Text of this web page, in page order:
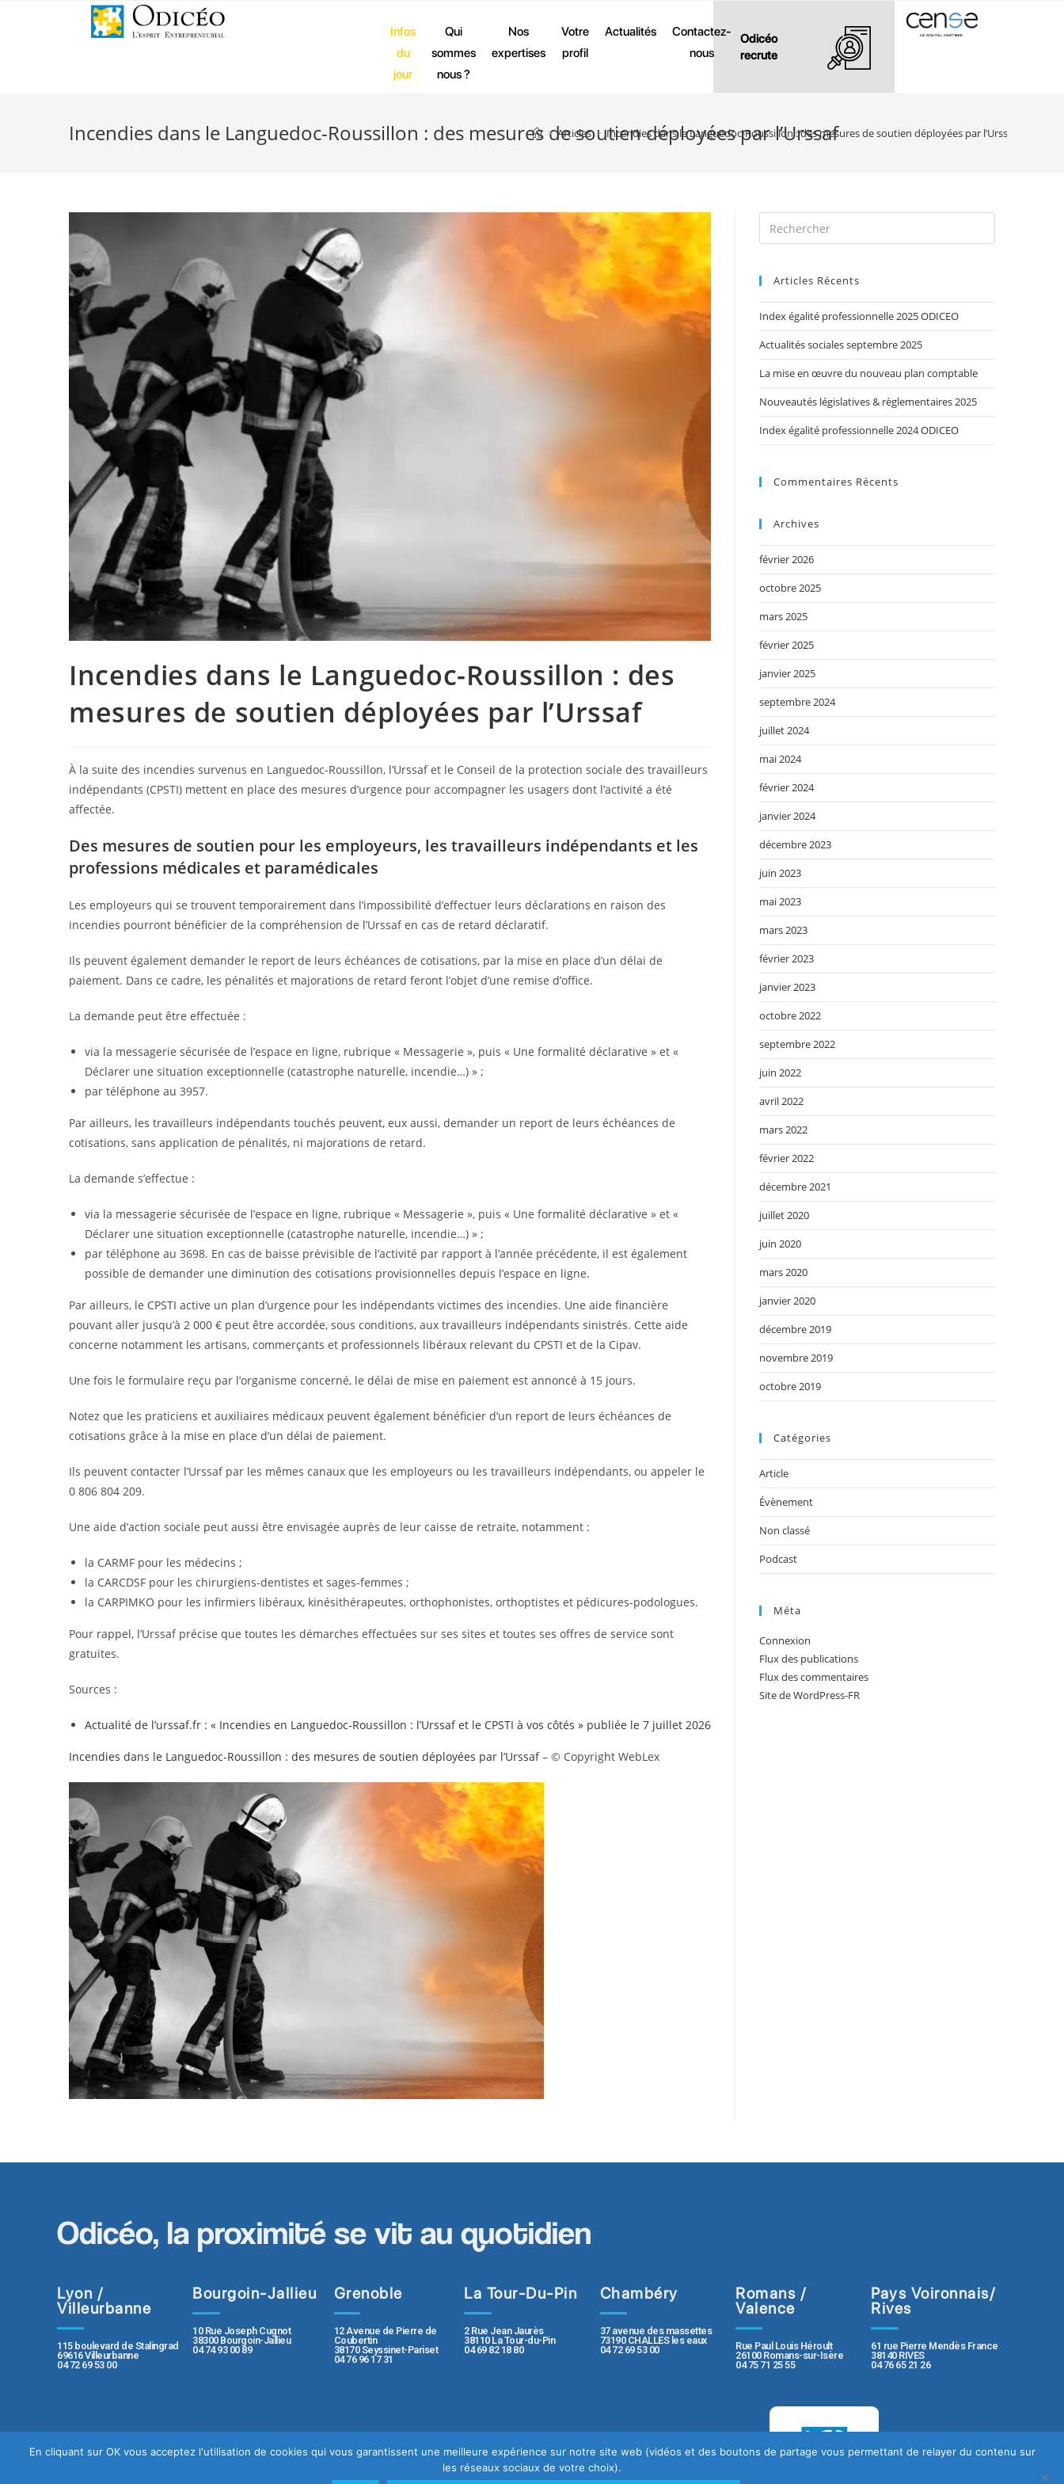
Odicéo
recrute
Infos
du
jour
Qui
sommes
nous ?
Nos
expertises
Votre
profil
Actualités
Contactez-
nous
Incendies dans le Languedoc-Roussillon : des mesures de soutien déployées par l’Urssaf
> Articles > Incendies dans le Languedoc-Roussillon : des mesures de soutien déployées par l’Urssaf
Incendies dans le Languedoc-Roussillon : des
mesures de soutien déployées par l’Urssaf
À la suite des incendies survenus en Languedoc-Roussillon, l’Urssaf et le Conseil de la protection sociale des travailleurs
indépendants (CPSTI) mettent en place des mesures d’urgence pour accompagner les usagers dont l’activité a été
affectée.
Des mesures de soutien pour les employeurs, les travailleurs indépendants et les
professions médicales et paramédicales
Les employeurs qui se trouvent temporairement dans l’impossibilité d’effectuer leurs déclarations en raison des
incendies pourront bénéficier de la compréhension de l’Urssaf en cas de retard déclaratif.
Ils peuvent également demander le report de leurs échéances de cotisations, par la mise en place d’un délai de
paiement. Dans ce cadre, les pénalités et majorations de retard feront l’objet d’une remise d’office.
La demande peut être effectuée :
via la messagerie sécurisée de l’espace en ligne, rubrique « Messagerie », puis « Une formalité déclarative » et «
Déclarer une situation exceptionnelle (catastrophe naturelle, incendie…) » ;
par téléphone au 3957.
Par ailleurs, les travailleurs indépendants touchés peuvent, eux aussi, demander un report de leurs échéances de
cotisations, sans application de pénalités, ni majorations de retard.
La demande s’effectue :
via la messagerie sécurisée de l’espace en ligne, rubrique « Messagerie », puis « Une formalité déclarative » et «
Déclarer une situation exceptionnelle (catastrophe naturelle, incendie…) » ;
par téléphone au 3698. En cas de baisse prévisible de l’activité par rapport à l’année précédente, il est également
possible de demander une diminution des cotisations provisionnelles depuis l’espace en ligne.
Par ailleurs, le CPSTI active un plan d’urgence pour les indépendants victimes des incendies. Une aide financière
pouvant aller jusqu’à 2 000 € peut être accordée, sous conditions, aux travailleurs indépendants sinistrés. Cette aide
concerne notamment les artisans, commerçants et professionnels libéraux relevant du CPSTI et de la Cipav.
Une fois le formulaire reçu par l’organisme concerné, le délai de mise en paiement est annoncé à 15 jours.
Notez que les praticiens et auxiliaires médicaux peuvent également bénéficier d’un report de leurs échéances de
cotisations grâce à la mise en place d’un délai de paiement.
Ils peuvent contacter l’Urssaf par les mêmes canaux que les employeurs ou les travailleurs indépendants, ou appeler le
0 806 804 209.
Une aide d’action sociale peut aussi être envisagée auprès de leur caisse de retraite, notamment :
la CARMF pour les médecins ;
la CARCDSF pour les chirurgiens-dentistes et sages-femmes ;
la CARPIMKO pour les infirmiers libéraux, kinésithérapeutes, orthophonistes, orthoptistes et pédicures-podologues.
Pour rappel, l’Urssaf précise que toutes les démarches effectuées sur ses sites et toutes ses offres de service sont
gratuites.
Sources :
Actualité de l’urssaf.fr : « Incendies en Languedoc-Roussillon : l’Urssaf et le CPSTI à vos côtés » publiée le 7 juillet 2026
Incendies dans le Languedoc-Roussillon : des mesures de soutien déployées par l’Urssaf– © Copyright WebLex
Articles Récents
Index égalité professionnelle 2025 ODICEO
Actualités sociales septembre 2025
La mise en œuvre du nouveau plan comptable
Nouveautés législatives & règlementaires 2025
Index égalité professionnelle 2024 ODICEO
Commentaires Récents
Archives
février 2026
octobre 2025
mars 2025
février 2025
janvier 2025
septembre 2024
juillet 2024
mai 2024
février 2024
janvier 2024
décembre 2023
juin 2023
mai 2023
mars 2023
février 2023
janvier 2023
octobre 2022
septembre 2022
juin 2022
avril 2022
mars 2022
février 2022
décembre 2021
juillet 2020
juin 2020
mars 2020
janvier 2020
décembre 2019
novembre 2019
octobre 2019
Catégories
Article
Évènement
Non classé
Podcast
Méta
Connexion
Flux des publications
Flux des commentaires
Site de WordPress-FR
Odicéo, la proximité se vit au quotidien
Lyon /
Villeurbanne
115 boulevard de Stalingrad
69616 Villeurbanne
04 72 69 53 00
Bourgoin-Jallieu
10 Rue Joseph Cugnot
38300 Bourgoin-Jallieu
04 74 93 00 89
Grenoble
12 Avenue de Pierre de
Coubertin
38170 Seyssinet-Pariset
04 76 96 17 31
La Tour-Du-Pin
2 Rue Jean Jaurès
38110 La Tour-du-Pin
04 69 82 18 80
Chambéry
37 avenue des massettes
73190 CHALLES les eaux
04 72 69 53 00
Romans /
Valence
Rue Paul Louis Héroult
26100 Romans-sur-Isère
04 75 71 25 55
Pays Voironnais/
Rives
61 rue Pierre Mendès France
38140 RIVES
04 76 65 21 26
En cliquant sur OK vous acceptez l'utilisation de cookies qui vous garantissent une meilleure expérience sur notre site web (vidéos et des boutons de partage vous permettant de relayer du contenu sur
les réseaux sociaux de votre choix).